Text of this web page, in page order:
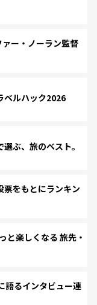
ー・ノーラン監督
ルハック2026
ぶ、旅のベスト。
をもとにランキン
楽しくなる 旅先・
語るインタビュー連